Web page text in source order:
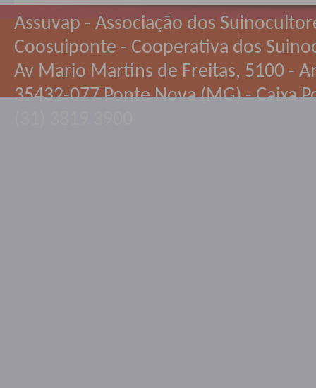
Assuvap - Associação dos
Coosuiponte - Cooperativa dos
Av Mario Martins de Freitas, 5100 -
35432-077 Ponte Nova (MG) - Caixa